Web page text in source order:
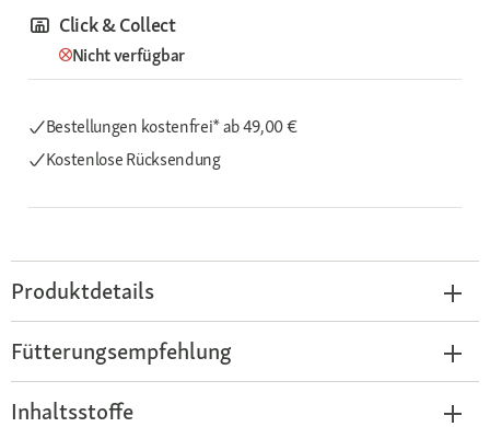
Click & Collect
Nicht verfügbar
Bestellungen kostenfrei*ab 49,00 €
Kostenlose Rücksendung
Produktdetails
Fütterungsempfehlung
Inhaltsstoffe